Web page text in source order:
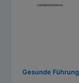
Gesunde Führung